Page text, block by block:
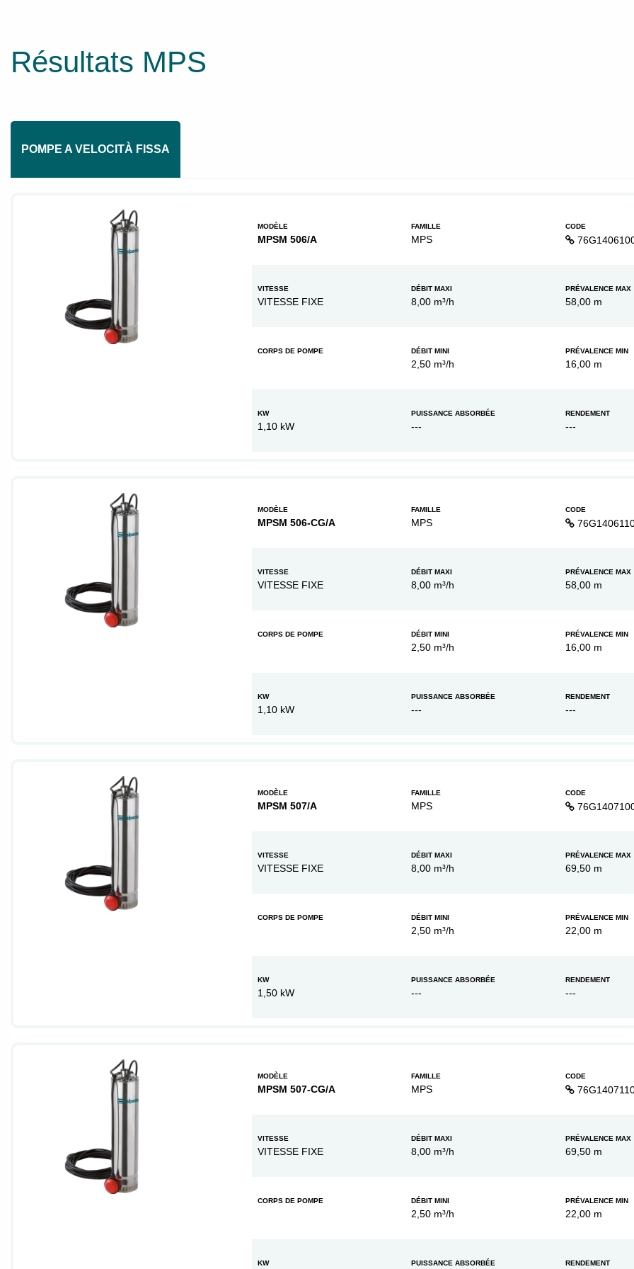
Résultats MPS
POMPE A VELOCITÀ FISSA
MODÈLE
MPSM 506/A
FAMILLE
MPS
CODE
VITESSE
VITESSE FIXE
DÉBIT MAXI
8,00 m³/h
PRÉVALENCE MAX
58,00 m
CORPS DE POMPE DÉBIT MINI
2,50 m³/h
PRÉVALENCE MIN
16,00 m
KW
1,10 kW
PUISSANCE ABSORBÉE
---
RENDEMENT
---
MODÈLE
MPSM 506-CG/A
FAMILLE
MPS
CODE
VITESSE
VITESSE FIXE
DÉBIT MAXI
8,00 m³/h
PRÉVALENCE MAX
58,00 m
CORPS DE POMPE DÉBIT MINI
2,50 m³/h
PRÉVALENCE MIN
16,00 m
KW
1,10 kW
PUISSANCE ABSORBÉE
---
RENDEMENT
---
MODÈLE
MPSM 507/A
FAMILLE
MPS
CODE
VITESSE
VITESSE FIXE
DÉBIT MAXI
8,00 m³/h
PRÉVALENCE MAX
69,50 m
CORPS DE POMPE DÉBIT MINI
2,50 m³/h
PRÉVALENCE MIN
22,00 m
KW
1,50 kW
PUISSANCE ABSORBÉE
---
RENDEMENT
---
MODÈLE
MPSM 507-CG/A
FAMILLE
MPS
CODE
VITESSE
VITESSE FIXE
DÉBIT MAXI
8,00 m³/h
PRÉVALENCE MAX
69,50 m
CORPS DE POMPE DÉBIT MINI
2,50 m³/h
PRÉVALENCE MIN
22,00 m
KW PUISSANCE ABSORBÉE RENDEMENT